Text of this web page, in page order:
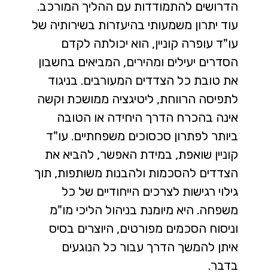
הדרושים להתמודדות עם ההליך המורכב.
עוד יתרון משמעותי בהיעזרות בשירותיה של
עו"ד עופרה קוניין, הוא יכולתה לקדם
הסדרים יעילים ומהירים, המביאים בחשבון
את טובת כל הצדדים המעורבים. בניגוד
לתפיסה הרווחת, ליטיגציה ממושכת וקשה
אינה בהכרח הדרך היחידה או הטובה
ביותר לפתרון סכסוכים משפחתיים. עו"ד
קוניין שואפת, במידת האפשר, להביא את
הצדדים להסכמות ולהבנות משותפות, תוך
גילוי רגישות לצרכים הייחודיים של כל
משפחה. היא מיומנת בניהול הליכי מו"מ
וניסוח הסכמים מפורטים, היוצרים בסיס
איתן להמשך הדרך עבור כל הנוגעים
בדבר.